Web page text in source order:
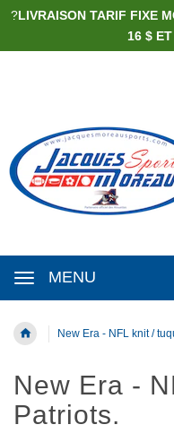
MENU
New Era - NFL knit /
New Era -
Patriots.
?LIVRAISON TARIF FIXE
16 $